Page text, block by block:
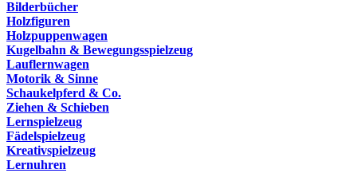
Bilderbücher
Holzfiguren
Holzpuppenwagen
Kugelbahn & Bewegungsspielzeug
Lauflernwagen
Motorik & Sinne
Schaukelpferd & Co.
Ziehen & Schieben
Lernspielzeug
Fädelspielzeug
Kreativspielzeug
Lernuhren